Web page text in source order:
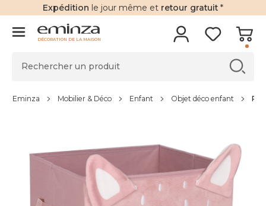
Expédition le jour même et retour gratuit *
DÉCORATION DE LA MAISON
Eminza Mobilier & Déco Enfant Objet déco enfant